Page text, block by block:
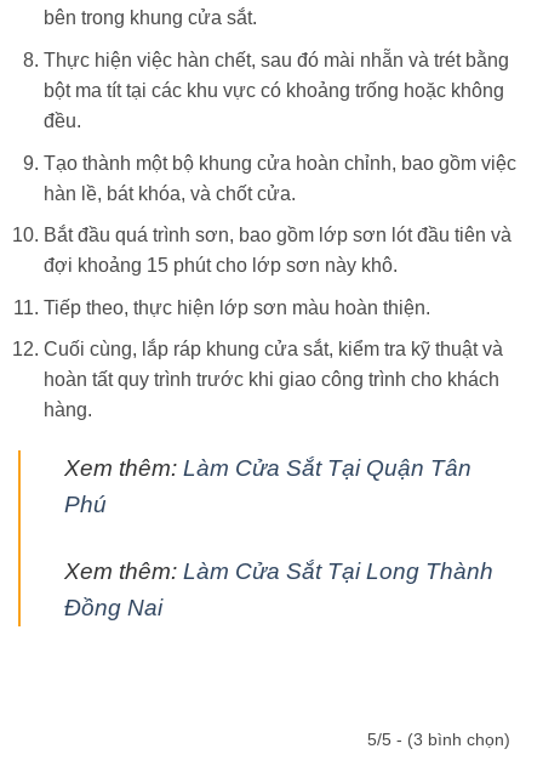
bên trong khung cửa sắt.
Thực hiện việc hàn chết, sau đó mài nhẵn và trét bằng
bột ma tít tại các khu vực có khoảng trống hoặc không
đều.
Tạo thành một bộ khung cửa hoàn chỉnh, bao gồm việc
hàn lề, bát khóa, và chốt cửa.
Bắt đầu quá trình sơn, bao gồm lớp sơn lót đầu tiên và
đợi khoảng 15 phút cho lớp sơn này khô.
Tiếp theo, thực hiện lớp sơn màu hoàn thiện.
Cuối cùng, lắp ráp khung cửa sắt, kiểm tra kỹ thuật và
hoàn tất quy trình trước khi giao công trình cho khách
hàng.
Xem thêm: Làm Cửa Sắt Tại Quận Tân
Phú
Xem thêm: Làm Cửa Sắt Tại Long Thành
Đồng Nai
5/5 - (3 bình chọn)